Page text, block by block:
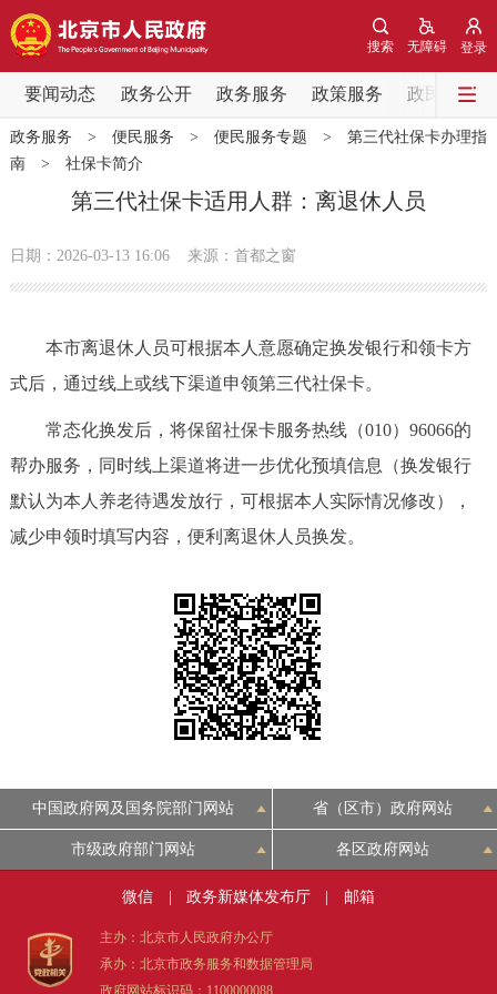
登录
无障碍
搜索
要闻动态 政务公开 政务服务 政策服务 政民互动
要闻动态
党中央精神 国务院信息 中央部委动态
北京要闻 会议信息 部门动态
各区热点
政务公开
市领导 机构职能
政策兑现 政策解读 回应关切
决策公开 专题公开
法人服务
利企服务
政民互动
参与调查 在线访谈
政务服务 > 便民服务 > 便民服务专题 > 第三代社保卡办理指
南> 社保卡简介
第三代社保卡适用人群：离退休人员
日期：2026-03-13 16:06 来源：首都之窗
本市离退休人员可根据本人意愿确定换发银行和领卡方
式后，通过线上或线下渠道申领第三代社保卡。
常态化换发后，将保留社保卡服务热线（010）96066的
帮办服务，同时线上渠道将进一步优化预填信息（换发银行
默认为本人养老待遇发放行，可根据本人实际情况修改），
减少申领时填写内容，便利离退休人员换发。
中国政府网及国务院部门网站 省（区市）政府网站
市级政府部门网站 各区政府网站
微信 政务新媒体发布厅 邮箱
主办：北京市人民政府办公厅
承办：北京市政务服务和数据管理局
政府网站标识码：1100000088